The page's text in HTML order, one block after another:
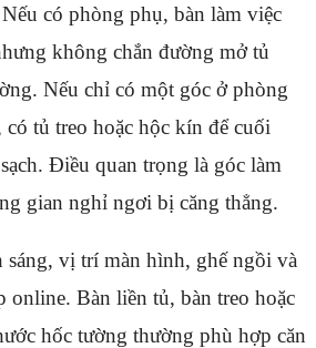
có phòng phụ, bàn làm việc
không chắn đường mở tủ
Nếu chỉ có một góc ở phòng
có tủ treo hoặc hộc kín để cuối
Điều quan trọng là góc làm
gian nghỉ ngơi bị căng thẳng.
sáng, vị trí màn hình, ghế ngồi và
online. Bàn liền tủ, bàn treo hoặc
hốc tường thường phù hợp căn